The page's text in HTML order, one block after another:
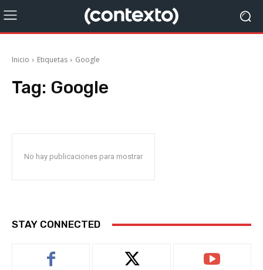
Inicio Etiquetas Google
Tag: Google
No hay publicaciones para mostrar
STAY CONNECTED